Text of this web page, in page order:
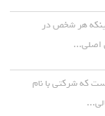
هر شخص در
که شرکتی با نام